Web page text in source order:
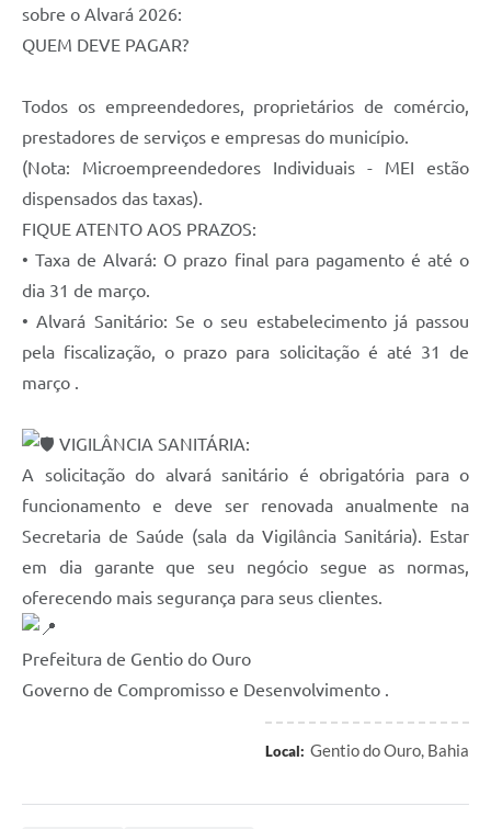
sobre o Alvará 2026:
QUEM DEVE PAGAR?
Todos os empreendedores, proprietários de comércio,
prestadores de serviços e empresas do município.
(Nota: Microempreendedores Individuais - MEI estão
dispensados das taxas).
FIQUE ATENTO AOS PRAZOS:
• Taxa de Alvará: O prazo final para pagamento é até o
dia 31 de março.
• Alvará Sanitário: Se o seu estabelecimento já passou
pela fiscalização, o prazo para solicitação é até 31 de
março .
VIGILÂNCIA SANITÁRIA:
A solicitação do alvará sanitário é obrigatória para o
funcionamento e deve ser renovada anualmente na
Secretaria de Saúde (sala da Vigilância Sanitária). Estar
em dia garante que seu negócio segue as normas,
oferecendo mais segurança para seus clientes.
Prefeitura de Gentio do Ouro
Governo de Compromisso e Desenvolvimento .
Local: Gentio do Ouro, Bahia